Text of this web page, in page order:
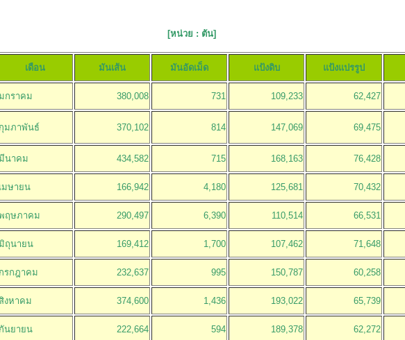
ปี 2554
: ตัน]
เดือน มันเส้น มันอัดเม็ด แป้งดิบ แป้งแปรรูป
กราคม 380,008 731 109,233 62,427
กุมภาพันธ์ 370,102 814 147,069 69,475
นาคม 434,582 715 168,163 76,428
เมษายน 166,942 4,180 125,681 70,432
ฤษภาคม 290,497 6,390 110,514 66,531
ถุนายน 169,412 1,700 107,462 71,648
กรกฎาคม 232,637 995 150,787 60,258
สิงหาคม 374,600 1,436 193,022 65,739
กันยายน 222,664 594 189,378 62,272